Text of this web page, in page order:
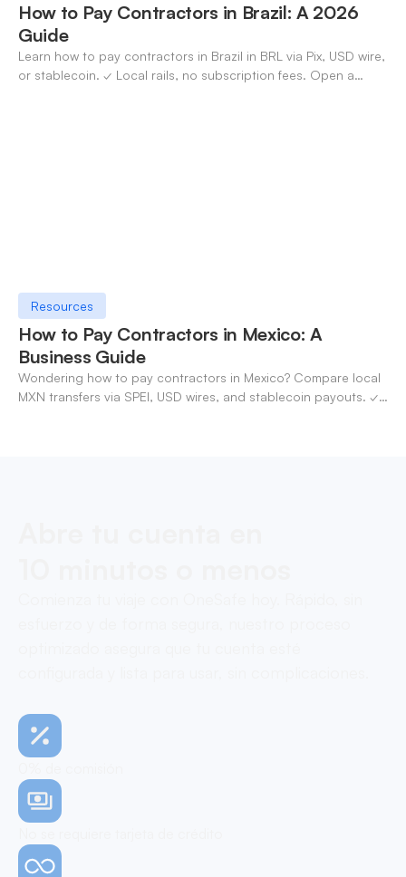
How to Pay Contractors in Brazil: A 2026
Guide
Learn how to pay contractors in Brazil in BRL via Pix, USD wire,
or stablecoin. ✓ Local rails, no subscription fees. Open a
Resources
How to Pay Contractors in Mexico: A
Business Guide
Wondering how to pay contractors in Mexico? Compare local
MXN transfers via SPEI, USD wires, and stablecoin payouts. ✓